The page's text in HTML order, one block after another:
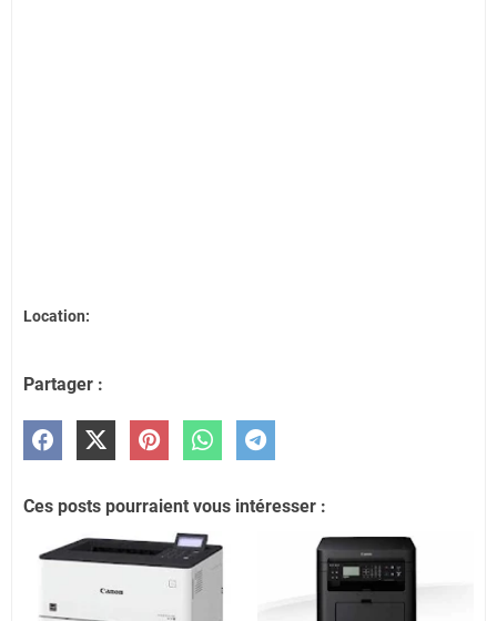
Location:
Partager :
Ces posts pourraient vous intéresser :